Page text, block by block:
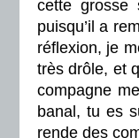
cette grosse
puisqu’il a
réflexion, je
très drôle, et
compagne
banal, tu es
rende des